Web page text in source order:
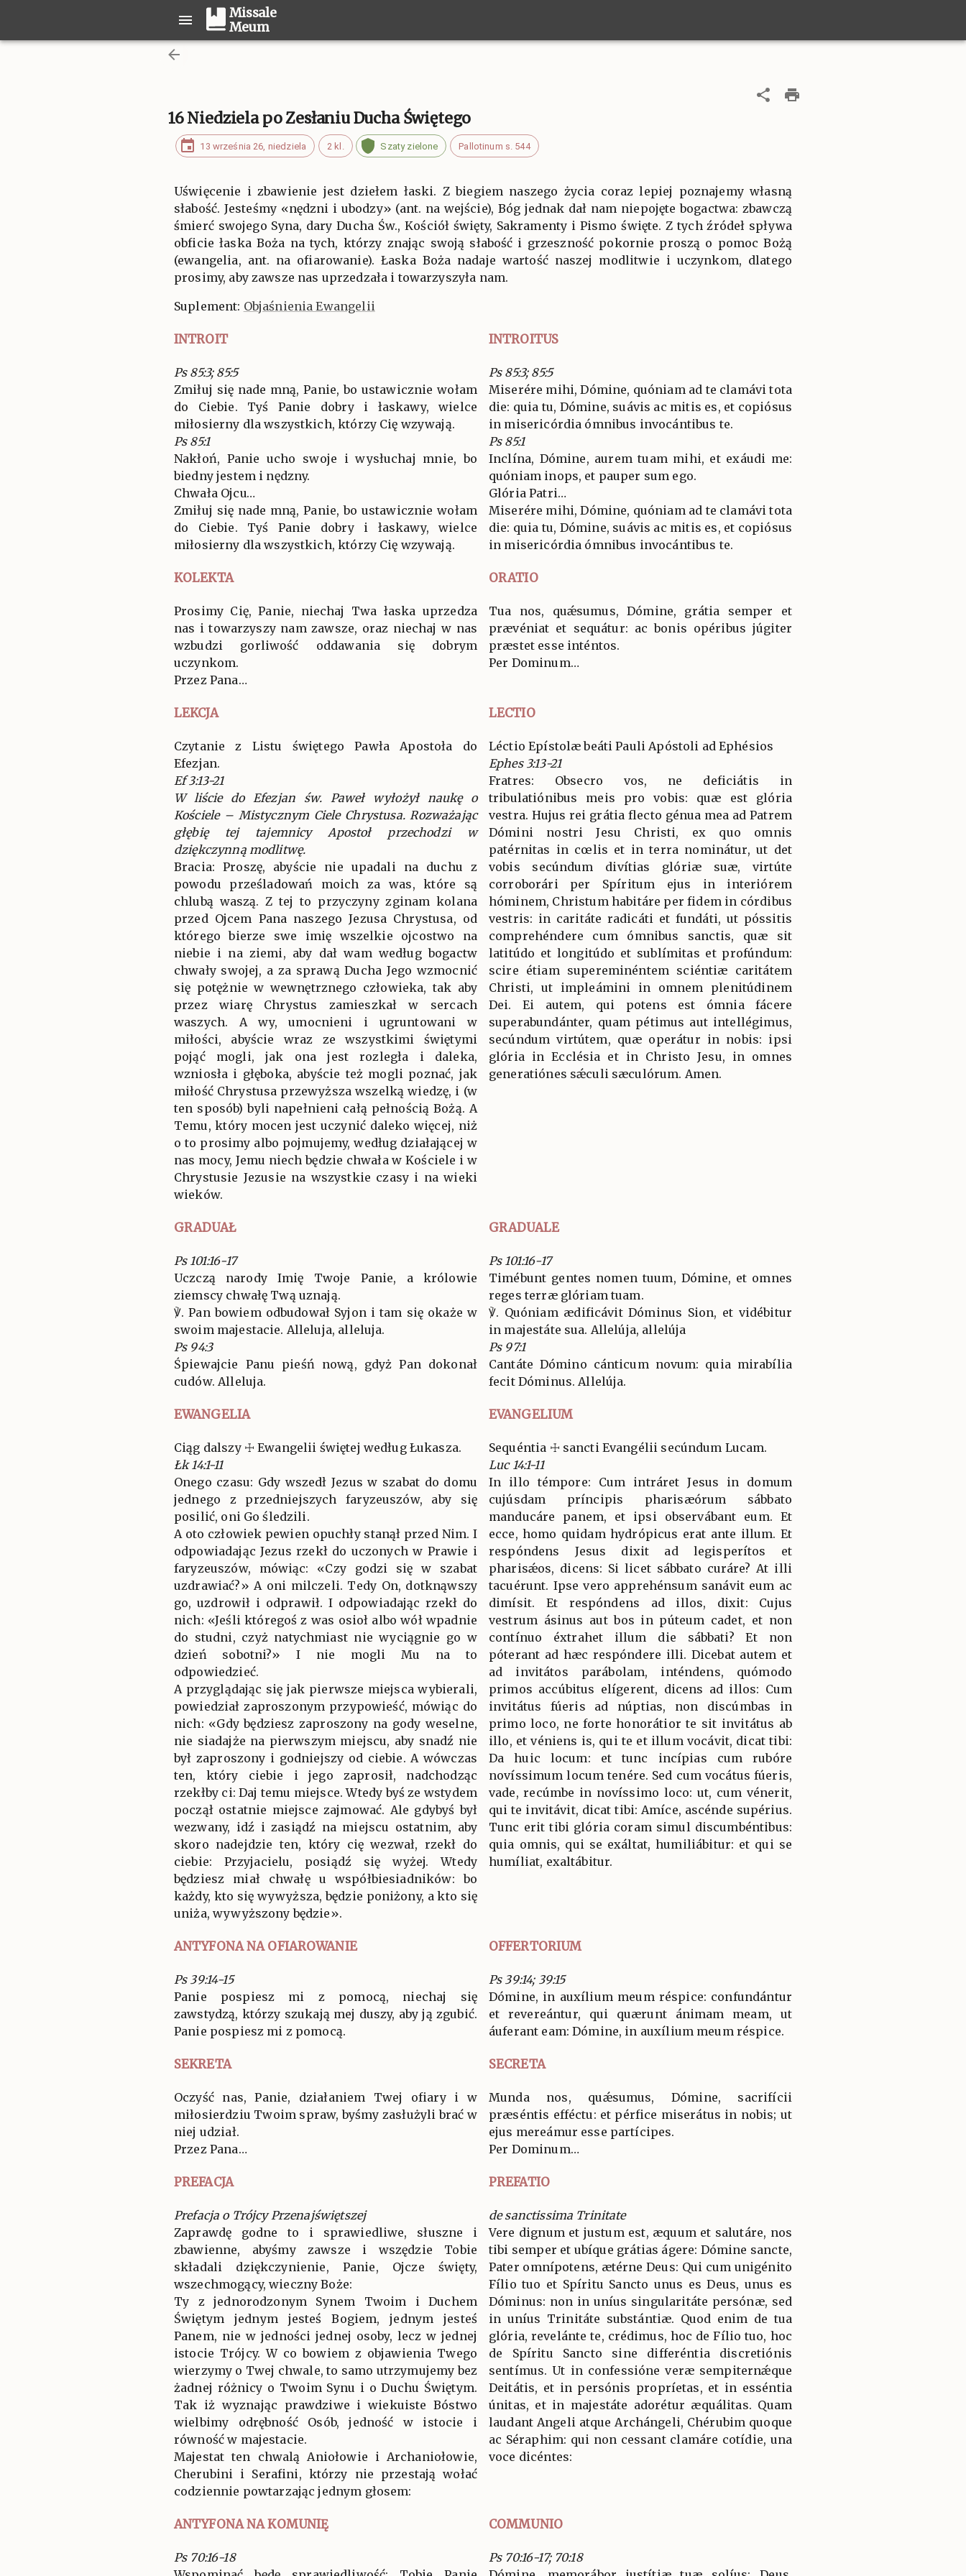
Missale
Meum
16 Niedziela po Zesłaniu Ducha Świętego
13 września 26, niedziela 2 kl. Szaty zielone Pallotinum s. 544
Uświęcenie i zbawienie jest dziełem łaski. Z biegiem naszego życia coraz lepiej poznajemy własną
słabość. Jesteśmy «nędzni i ubodzy» (ant. na wejście), Bóg jednak dał nam niepojęte bogactwa: zbawczą
śmierć swojego Syna, dary Ducha Św., Kościół święty, Sakramenty i Pismo święte. Z tych źródeł spływa
obficie łaska Boża na tych, którzy znając swoją słabość i grzeszność pokornie proszą o pomoc Bożą
(ewangelia, ant. na ofiarowanie). Łaska Boża nadaje wartość naszej modlitwie i uczynkom, dlatego
prosimy, aby zawsze nas uprzedzała i towarzyszyła nam.
Suplement: Objaśnienia Ewangelii
INTROIT INTROITUS
Ps 85:3; 85:5
Zmiłuj się nade mną, Panie, bo ustawicznie wołam
do Ciebie. Tyś Panie dobry i łaskawy, wielce
miłosierny dla wszystkich, którzy Cię wzywają.
Ps 85:1
Nakłoń, Panie ucho swoje i wysłuchaj mnie, bo
biedny jestem i nędzny.
Chwała Ojcu…
Zmiłuj się nade mną, Panie, bo ustawicznie wołam
do Ciebie. Tyś Panie dobry i łaskawy, wielce
miłosierny dla wszystkich, którzy Cię wzywają.
Ps 85:3; 85:5
Miserére mihi, Dómine, quóniam ad te clamávi tota
die: quia tu, Dómine, suávis ac mitis es, et copiósus
in misericórdia ómnibus invocántibus te.
Ps 85:1
Inclína, Dómine, aurem tuam mihi, et exáudi me:
quóniam inops, et pauper sum ego.
Glória Patri…
Miserére mihi, Dómine, quóniam ad te clamávi tota
die: quia tu, Dómine, suávis ac mitis es, et copiósus
in misericórdia ómnibus invocántibus te.
KOLEKTA ORATIO
Prosimy Cię, Panie, niechaj Twa łaska uprzedza
nas i towarzyszy nam zawsze, oraz niechaj w nas
wzbudzi gorliwość oddawania się dobrym
uczynkom.
Przez Pana…
Tua nos, quǽsumus, Dómine, grátia semper et
prævéniat et sequátur: ac bonis opéribus júgiter
præstet esse inténtos.
Per Dominum…
LEKCJA LECTIO
Czytanie z Listu świętego Pawła Apostoła do
Efezjan.
Ef 3:13-21
W liście do Efezjan św. Paweł wyłożył naukę o
Kościele – Mistycznym Ciele Chrystusa. Rozważając
głębię tej tajemnicy Apostoł przechodzi w
dziękczynną modlitwę.
Bracia: Proszę, abyście nie upadali na duchu z
powodu prześladowań moich za was, które są
chlubą waszą. Z tej to przyczyny zginam kolana
przed Ojcem Pana naszego Jezusa Chrystusa, od
którego bierze swe imię wszelkie ojcostwo na
niebie i na ziemi, aby dał wam według bogactw
chwały swojej, a za sprawą Ducha Jego wzmocnić
się potężnie w wewnętrznego człowieka, tak aby
przez wiarę Chrystus zamieszkał w sercach
waszych. A wy, umocnieni i ugruntowani w
miłości, abyście wraz ze wszystkimi świętymi
pojąć mogli, jak ona jest rozległa i daleka,
wzniosła i głęboka, abyście też mogli poznać, jak
miłość Chrystusa przewyższa wszelką wiedzę, i (w
ten sposób) byli napełnieni całą pełnością Bożą. A
Temu, który mocen jest uczynić daleko więcej, niż
o to prosimy albo pojmujemy, według działającej w
nas mocy, Jemu niech będzie chwała w Kościele i w
Chrystusie Jezusie na wszystkie czasy i na wieki
wieków.
Léctio Epístolæ beáti Pauli Apóstoli ad Ephésios
Ephes 3:13-21
Fratres: Obsecro vos, ne deficiátis in
tribulatiónibus meis pro vobis: quæ est glória
vestra. Hujus rei grátia flecto génua mea ad Patrem
Dómini nostri Jesu Christi, ex quo omnis
patérnitas in cœlis et in terra nominátur, ut det
vobis secúndum divítias glóriæ suæ, virtúte
corroborári per Spíritum ejus in interiórem
hóminem, Christum habitáre per fidem in córdibus
vestris: in caritáte radicáti et fundáti, ut póssitis
comprehéndere cum ómnibus sanctis, quæ sit
latitúdo et longitúdo et sublímitas et profúndum:
scire étiam supereminéntem sciéntiæ caritátem
Christi, ut impleámini in omnem plenitúdinem
Dei. Ei autem, qui potens est ómnia fácere
superabundánter, quam pétimus aut intellégimus,
secúndum virtútem, quæ operátur in nobis: ipsi
glória in Ecclésia et in Christo Jesu, in omnes
generatiónes sǽculi sæculórum. Amen.
GRADUAŁ GRADUALE
Ps 101:16-17
Uczczą narody Imię Twoje Panie, a królowie
ziemscy chwałę Twą uznają.
℣. Pan bowiem odbudował Syjon i tam się okaże w
swoim majestacie. Alleluja, alleluja.
Ps 94:3
Śpiewajcie Panu pieśń nową, gdyż Pan dokonał
cudów. Alleluja.
Ps 101:16-17
Timébunt gentes nomen tuum, Dómine, et omnes
reges terræ glóriam tuam.
℣. Quóniam ædificávit Dóminus Sion, et vidébitur
in majestáte sua. Allelúja, allelúja
Ps 97:1
Cantáte Dómino cánticum novum: quia mirabília
fecit Dóminus. Allelúja.
EWANGELIA EVANGELIUM
Ciąg dalszy ☩ Ewangelii świętej według Łukasza.
Łk 14:1-11
Onego czasu: Gdy wszedł Jezus w szabat do domu
jednego z przedniejszych faryzeuszów, aby się
posilić, oni Go śledzili.
A oto człowiek pewien opuchły stanął przed Nim. I
odpowiadając Jezus rzekł do uczonych w Prawie i
faryzeuszów, mówiąc: «Czy godzi się w szabat
uzdrawiać?» A oni milczeli. Tedy On, dotknąwszy
go, uzdrowił i odprawił. I odpowiadając rzekł do
nich: «Jeśli któregoś z was osioł albo wół wpadnie
do studni, czyż natychmiast nie wyciągnie go w
dzień sobotni?» I nie mogli Mu na to
odpowiedzieć.
A przyglądając się jak pierwsze miejsca wybierali,
powiedział zaproszonym przypowieść, mówiąc do
nich: «Gdy będziesz zaproszony na gody weselne,
nie siadajże na pierwszym miejscu, aby snadź nie
był zaproszony i godniejszy od ciebie. A wówczas
ten, który ciebie i jego zaprosił, nadchodząc
rzekłby ci: Daj temu miejsce. Wtedy byś ze wstydem
począł ostatnie miejsce zajmować. Ale gdybyś był
wezwany, idź i zasiądź na miejscu ostatnim, aby
skoro nadejdzie ten, który cię wezwał, rzekł do
ciebie: Przyjacielu, posiądź się wyżej. Wtedy
będziesz miał chwałę u współbiesiadników: bo
każdy, kto się wywyższa, będzie poniżony, a kto się
uniża, wywyższony będzie».
Sequéntia ☩ sancti Evangélii secúndum Lucam.
Luc 14:1-11
In illo témpore: Cum intráret Jesus in domum
cujúsdam príncipis pharisæórum sábbato
manducáre panem, et ipsi observábant eum. Et
ecce, homo quidam hydrópicus erat ante illum. Et
respóndens Jesus dixit ad legisperítos et
pharisǽos, dicens: Si licet sábbato curáre? At illi
tacuérunt. Ipse vero apprehénsum sanávit eum ac
dimísit. Et respóndens ad illos, dixit: Cujus
vestrum ásinus aut bos in púteum cadet, et non
contínuo éxtrahet illum die sábbati? Et non
póterant ad hæc respóndere illi. Dicebat autem et
ad invitátos parábolam, inténdens, quómodo
primos accúbitus elígerent, dicens ad illos: Cum
invitátus fúeris ad núptias, non discúmbas in
primo loco, ne forte honorátior te sit invitátus ab
illo, et véniens is, qui te et illum vocávit, dicat tibi:
Da huic locum: et tunc incípias cum rubóre
novíssimum locum tenére. Sed cum vocátus fúeris,
vade, recúmbe in novíssimo loco: ut, cum vénerit,
qui te invitávit, dicat tibi: Amíce, ascénde supérius.
Tunc erit tibi glória coram simul discumbéntibus:
quia omnis, qui se exáltat, humiliábitur: et qui se
humíliat, exaltábitur.
ANTYFONA NA OFIAROWANIE OFFERTORIUM
Ps 39:14-15
Panie pospiesz mi z pomocą, niechaj się
zawstydzą, którzy szukają mej duszy, aby ją zgubić.
Panie pospiesz mi z pomocą.
Ps 39:14; 39:15
Dómine, in auxílium meum réspice: confundántur
et revereántur, qui quærunt ánimam meam, ut
áuferant eam: Dómine, in auxílium meum réspice.
SEKRETA SECRETA
Oczyść nas, Panie, działaniem Twej ofiary i w
miłosierdziu Twoim spraw, byśmy zasłużyli brać w
niej udział.
Przez Pana…
Munda nos, quǽsumus, Dómine, sacrifícii
præséntis efféctu: et pérfice miserátus in nobis; ut
ejus mereámur esse partícipes.
Per Dominum…
PREFACJA PREFATIO
Prefacja o Trójcy Przenajświętszej
Zaprawdę godne to i sprawiedliwe, słuszne i
zbawienne, abyśmy zawsze i wszędzie Tobie
składali dziękczynienie, Panie, Ojcze święty,
wszechmogący, wieczny Boże:
Ty z jednorodzonym Synem Twoim i Duchem
Świętym jednym jesteś Bogiem, jednym jesteś
Panem, nie w jedności jednej osoby, lecz w jednej
istocie Trójcy. W co bowiem z objawienia Twego
wierzymy o Twej chwale, to samo utrzymujemy bez
żadnej różnicy o Twoim Synu i o Duchu Świętym.
Tak iż wyznając prawdziwe i wiekuiste Bóstwo
wielbimy odrębność Osób, jedność w istocie i
równość w majestacie.
Majestat ten chwalą Aniołowie i Archaniołowie,
Cherubini i Serafini, którzy nie przestają wołać
codziennie powtarzając jednym głosem:
de sanctissima Trinitate
Vere dignum et justum est, æquum et salutáre, nos
tibi semper et ubíque grátias ágere: Dómine sancte,
Pater omnípotens, ætérne Deus: Qui cum unigénito
Fílio tuo et Spíritu Sancto unus es Deus, unus es
Dóminus: non in uníus singularitáte persónæ, sed
in uníus Trinitáte substántiæ. Quod enim de tua
glória, revelánte te, crédimus, hoc de Fílio tuo, hoc
de Spíritu Sancto sine differéntia discretiónis
sentímus. Ut in confessióne veræ sempiternǽque
Deitátis, et in persónis propríetas, et in esséntia
únitas, et in majestáte adorétur æquálitas. Quam
laudant Angeli atque Archángeli, Chérubim quoque
ac Séraphim: qui non cessant clamáre cotídie, una
voce dicéntes:
ANTYFONA NA KOMUNIĘ COMMUNIO
Ps 70:16-18
Ps 70:16-17; 70:18